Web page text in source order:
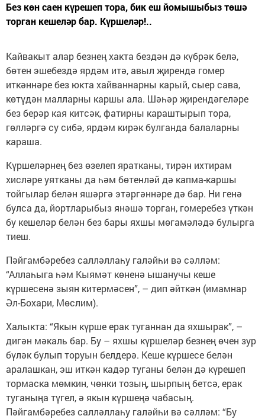
Без көн саен күрешеп тора, бик еш йомышыбыз төшә
торган кешеләр бар. Күршеләр!..
Кайвакыт алар безнең хакта бездән дә күбрәк белә,
бөтен эшебездә ярдәм итә, авыл җирендә гомер
иткәннәре без юкта хайваннарны карый, сыер сава,
көтүдән малларны каршы ала. Шәһәр җирендәгеләре
без берәр кая китсәк, фатирны караштырып тора,
гөлләргә су сибә, ярдәм кирәк булганда балаларны
караша.
Күршеләрнең без өзелеп яратканы, тирән ихтирам
хисләре уятканы да һәм бөтенләй дә капма-каршы
тойгылар белән яшәргә этәргәннәре дә бар. Ни генә
булса да, йортларыбыз янәшә торган, гомеребез үткән
бу кешеләр белән без бары яхшы мөгамәләдә булырга
тиеш.
Пәйгамбәребез салләллаһу галәйһи вә сәлләм:
“Аллаһыга һәм Кыямәт көненә ышанучы кеше
күршесенә зыян китермәсен”, – дип әйткән (имамнар
Әл-Бохари, Мөслим).
Халыкта: “Якын күрше ерак туганнан да яхшырак”, –
дигән мәкаль бар. Бу – яхшы күршеләр безнең өчен зур
бүләк булып торуын белдерә. Кеше күршесе белән
аралашкан, эш иткән кадәр туганы белән дә күрешеп
тормаска мөмкин, чөнки тозың, шырпың бетсә, ерак
туганыңа түгел, ә якын күршеңә чабасың.
Пәйгамбәребез салләллаһу галәйһи вә сәлләм: “Бу